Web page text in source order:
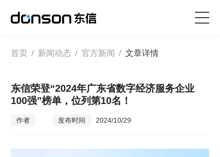
首页
首页 / 新闻动态 / 官方新闻 / 文章详情
东信荣登“2024年广东省数字经济服务企业
100强”榜单，位列第10名！
作者 发布时间 2024/10/29